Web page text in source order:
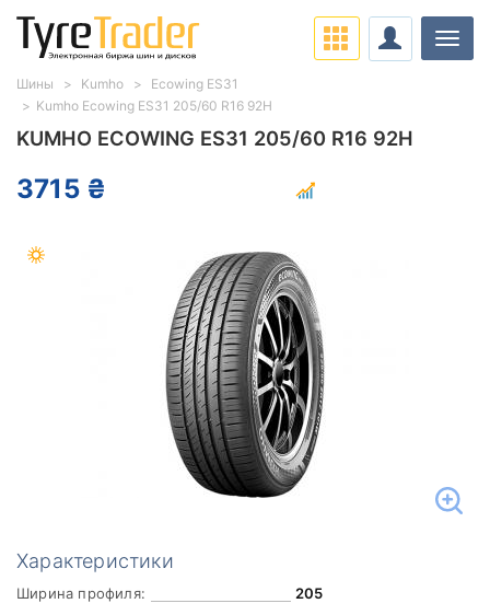
KUMHO ECOWING ES31 205/60 R16 92H
3715 ₴
Характеристики
Ширина профиля:
205
Шины Kumho
Ecowing ES31
Kumho Ecowing ES31 205/60 R16 92H